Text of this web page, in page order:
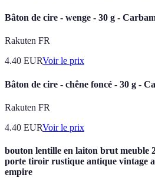
Bâton de cire - wenge - 30 g -
Rakuten FR
4.40 EURVoir le prix
Bâton de cire - chêne foncé - 30 g -
Rakuten FR
4.40 EURVoir le prix
bouton lentille en laiton brut meuble
porte tiroir rustique antique vintage
empire